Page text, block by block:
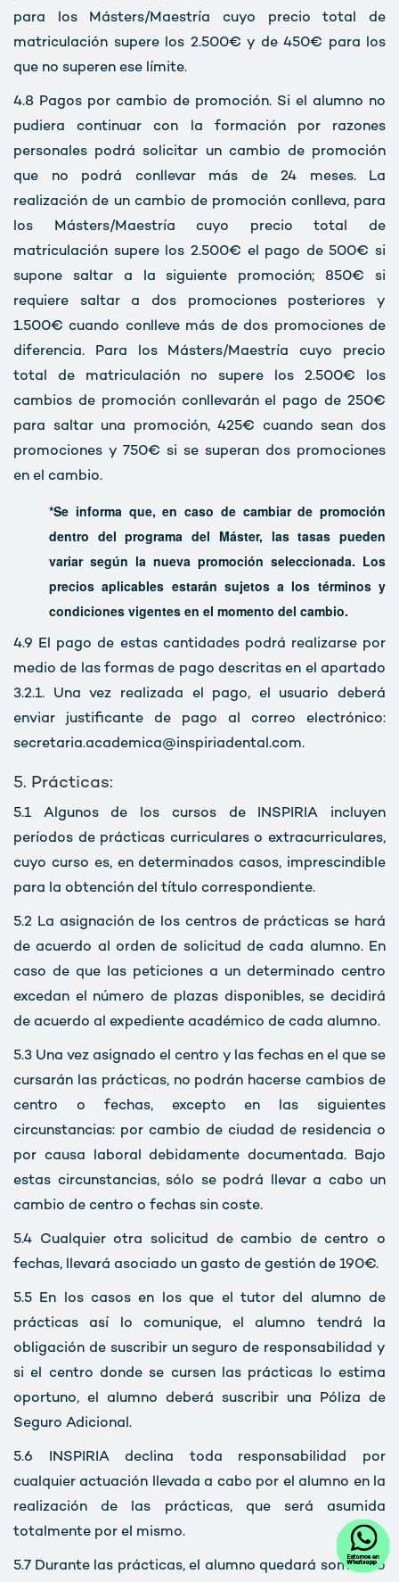
para los Másters/Maestría cuyo precio total de
matriculación supere los 2.500€ y de 450€ para los
que no superen ese límite.
4.8 Pagos por cambio de promoción. Si el alumno no
pudiera continuar con la formación por razones
personales podrá solicitar un cambio de promoción
que no podrá conllevar más de 24 meses. La
realización de un cambio de promoción conlleva, para
los Másters/Maestría cuyo precio total de
matriculación supere los 2.500€ el pago de 500€ si
supone saltar a la siguiente promoción; 850€ si
requiere saltar a dos promociones posteriores y
1.500€ cuando conlleve más de dos promociones de
diferencia. Para los Másters/Maestría cuyo precio
total de matriculación no supere los 2.500€ los
cambios de promoción conllevarán el pago de 250€
para saltar una promoción, 425€ cuando sean dos
promociones y 750€ si se superan dos promociones
en el cambio.
*Se informa que, en caso de cambiar de promoción
dentro del programa del Máster, las tasas pueden
variar según la nueva promoción seleccionada. Los
precios aplicables estarán sujetos a los términos y
condiciones vigentes en el momento del cambio.
4.9 El pago de estas cantidades podrá realizarse por
medio de las formas de pago descritas en el apartado
3.2.1. Una vez realizada el pago, el usuario deberá
enviar justificante de pago al correo electrónico:
secretaria.academica@inspiriadental.com.
5. Prácticas:
5.1 Algunos de los cursos de INSPIRIA incluyen
períodos de prácticas curriculares o extracurriculares,
cuyo curso es, en determinados casos, imprescindible
para la obtención del título correspondiente.
5.2 La asignación de los centros de prácticas se hará
de acuerdo al orden de solicitud de cada alumno. En
caso de que las peticiones a un determinado centro
excedan el número de plazas disponibles, se decidirá
de acuerdo al expediente académico de cada alumno.
5.3 Una vez asignado el centro y las fechas en el que se
cursarán las prácticas, no podrán hacerse cambios de
centro o fechas, excepto en las siguientes
circunstancias: por cambio de ciudad de residencia o
por causa laboral debidamente documentada. Bajo
estas circunstancias, sólo se podrá llevar a cabo un
cambio de centro o fechas sin coste.
5.4 Cualquier otra solicitud de cambio de centro o
fechas, llevará asociado un gasto de gestión de 190€.
5.5 En los casos en los que el tutor del alumno de
prácticas así lo comunique, el alumno tendrá la
obligación de suscribir un seguro de responsabilidad y
si el centro donde se cursen las prácticas lo estima
oportuno, el alumno deberá suscribir una Póliza de
Seguro Adicional.
5.6 INSPIRIA declina toda responsabilidad por
cualquier actuación llevada a cabo por el alumno en la
realización de las prácticas, que será asumida
totalmente por el mismo.
5.7Durante las prácticas, el alumno quedará sometido